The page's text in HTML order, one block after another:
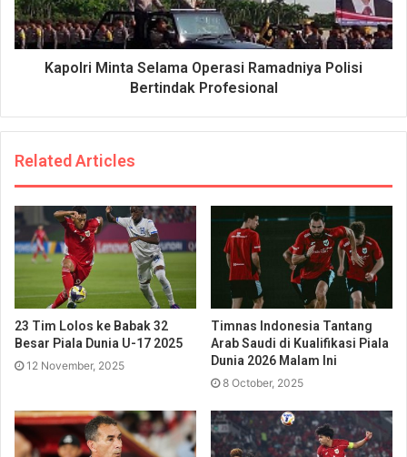
Kapolri Minta Selama Operasi Ramadniya Polisi
Bertindak Profesional
Related Articles
23 Tim Lolos ke Babak 32
Besar Piala Dunia U-17 2025
12 November, 2025
Timnas Indonesia Tantang
Arab Saudi di Kualifikasi Piala
Dunia 2026 Malam Ini
8 October, 2025